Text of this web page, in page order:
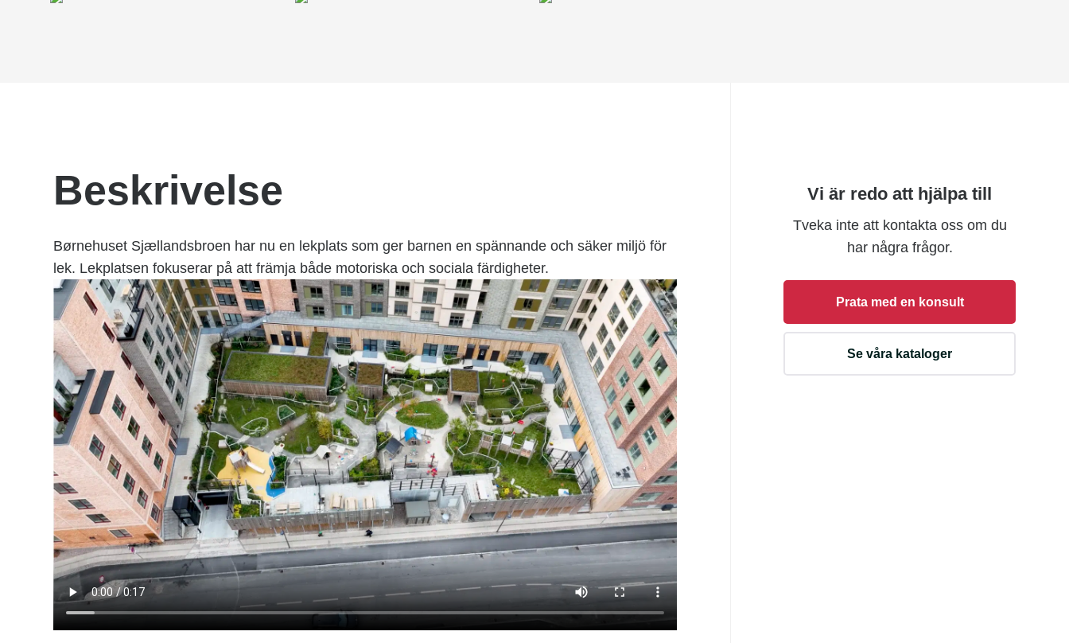
Beskrivelse
Børnehuset Sjællandsbroen har nu en lekplats som ger barnen en spännande och säker miljö för
lek. Lekplatsen fokuserar på att främja både motoriska och sociala färdigheter.
Vi är redo att hjälpa till
Tveka inte att kontakta oss om du
har några frågor.
Prata med en konsult
Se våra kataloger